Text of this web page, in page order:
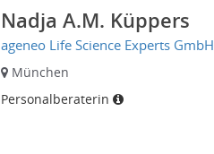
Nadja A.M. Küppers
ageneo Life Science Experts GmbH
München
Personalberaterin